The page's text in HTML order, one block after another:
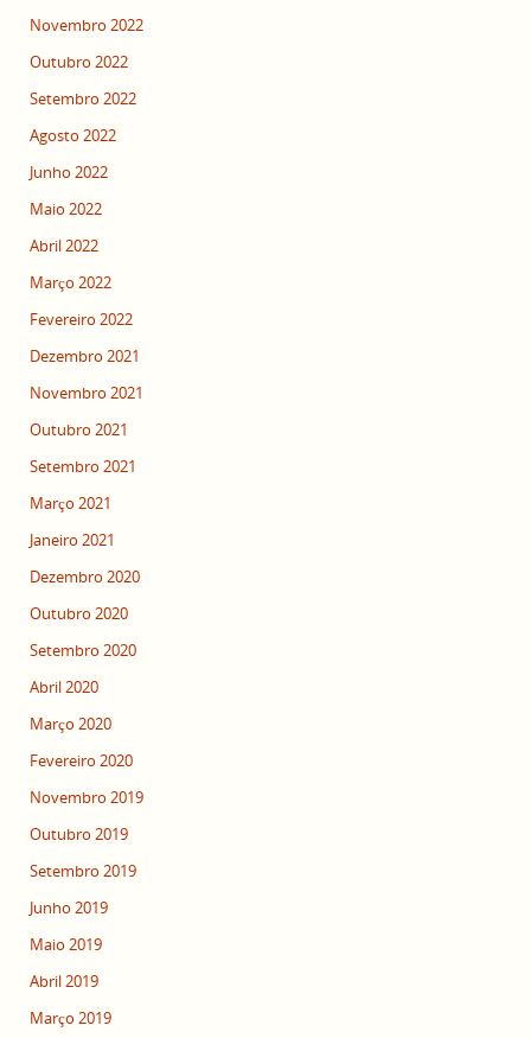
Novembro 2022
Outubro 2022
Setembro 2022
Agosto 2022
Junho 2022
Maio 2022
Abril 2022
Março 2022
Fevereiro 2022
Dezembro 2021
Novembro 2021
Outubro 2021
Setembro 2021
Março 2021
Janeiro 2021
Dezembro 2020
Outubro 2020
Setembro 2020
Abril 2020
Março 2020
Fevereiro 2020
Novembro 2019
Outubro 2019
Setembro 2019
Junho 2019
Maio 2019
Abril 2019
Março 2019